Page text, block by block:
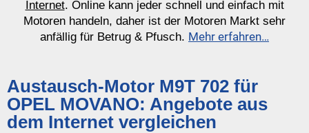
Internet. Online kann jeder schnell und einfach mit
Motoren handeln, daher ist der Motoren Markt sehr
anfällig für Betrug & Pfusch. Mehr erfahren…
Austausch-Motor M9T 702 für
OPEL MOVANO: Angebote aus
dem Internet vergleichen